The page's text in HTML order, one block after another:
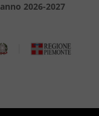
2026-2027